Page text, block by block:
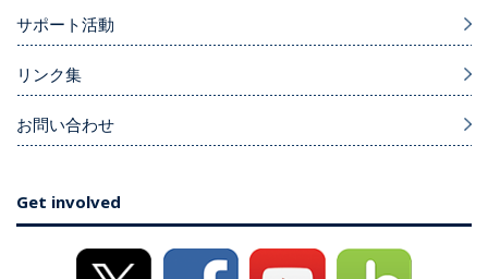
サポート活動
リンク集
お問い合わせ
Get involved